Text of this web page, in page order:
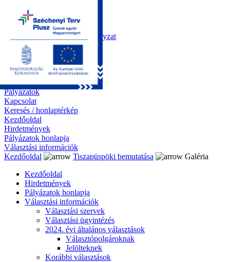
Kezdőoldal
Önkormányzat
Polgármesteri Hivatal
Roma Nemzetiségi Önkormányzat
Elektronikus ügyintézés
Közérdekű információk
Tiszapüspöki bemutatása
Galéria
Díjazottaink
Pályázatok
Kapcsolat
Keresés / honlaptérkép
Kezdőoldal
Hirdetmények
Pályázatok honlapja
Választási információk
Kezdőoldal
Tiszapüspöki bemutatása
Galéria
Kezdőoldal
Hirdetmények
Pályázatok honlapja
Választási információk
Választási szervek
Választási ügyintézés
2024. évi általános választások
Választópolgároknak
Jelölteknek
Korábbi választások